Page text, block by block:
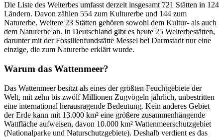
Die Liste des Welterbes umfasst derzeit insgesamt 721 Stätten in 124
Ländern. Davon zählen 554 zum Kulturerbe und 144 zum
Naturerbe. Weitere 23 Stätten gehören sowohl dem Kultur- als auch
dem Naturerbe an. In Deutschland gibt es heute 25 Welterbestätten,
darunter mit der Fossilienfundstätte Messel bei Darmstadt nur eine
einzige, die zum Naturerbe erklärt wurde.
Warum das Wattenmeer?
Das Wattenmeer besitzt als eines der größten Feuchtgebiete der
Welt, mit zehn bis zwölf Millionen Zugvögeln jährlich, unbestritten
eine international herausragende Bedeutung. Kein anderes Gebiet
der Erde kann mit 13.000 km² eine größere zusammenhängende
Wattfläche aufweisen, davon 10.000 km² Wattenmeerschutzgebiet
(Nationalparke und Naturschutzgebiete). Deshalb verdient es das